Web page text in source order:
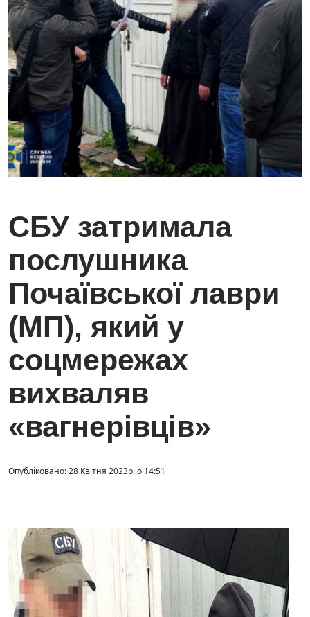
СБУ затримала
послушника
Почаївської лаври
(МП), який у
соцмережах
вихваляв
«вагнерівців»
Опубліковано: 28 Квітня 2023р. о 14:51